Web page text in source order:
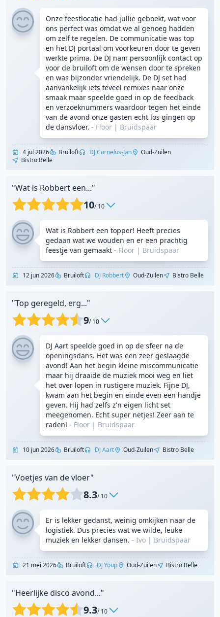
Onze feestlocatie had jullie geboekt, wat voor
ons perfect was omdat we al genoeg hadden
om zelf te regelen. De communicatie was top
en het DJ portaal om voorkeuren door te geven
werkte prima. De DJ nam persoonlijk contact op
voor de bruiloft om de wensen door te spreken
en was bijzonder vriendelijk. De DJ set had
aanvankelijk iets teveel remixes naar onze
smaak maar speelde goed in op de feedback
en verzoeknummers waardoor tegen het einde
van de avond onze gasten echt los gingen op
de dansvloer. - Floor | Bruidspaar
4 jul 2026 Bruiloft DJ Cornelus-Jan
Oud-Zuilen
Bistro Belle
"Wat is Robbert een..."
10/ 10
Wat is Robbert een topper! Heeft precies
gedaan wat we wouden en er een prachtig
feestje van gemaakt - Floor | Bruidspaar
12 jun 2026 Bruiloft DJ Robbert Oud-Zuilen Bistro Belle
"Top geregeld, erg..."
9/ 10
DJ Aart speelde goed in op de sfeer na de
openingsdans. Het was een zeer geslaagde
avond! Aan het begin kleine miscommunicatie
maar hij draaide de muziek mooi weg en liet
het over lopen in rustigere muziek. Fijne DJ,
kwam aan het begin en einde even een handje
geven. Hij had zelfs z'n eigen licht set
meegenomen. Echt super netjes! Zeer aan te
raden! - Floor | Bruidspaar
10 jun 2026 Bruiloft DJ Aart Oud-Zuilen Bistro Belle
"Voetjes van de vloer"
8.3/ 10
Er is lekker gedanst, weinig omkijken naar de
logistiek. Dus precies wat we wilde, leuke
muziek en lekker dansen. - Ivo | Bruidspaar
21 mei 2026 Bruiloft DJ Youp Oud-Zuilen Bistro Belle
"Heerlijke disco avond..."
9.3/ 10